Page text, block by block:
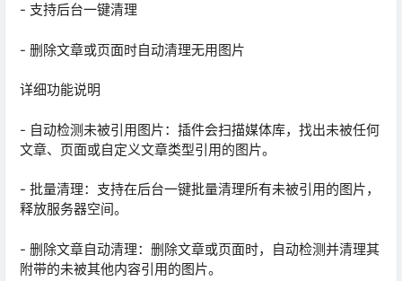
- 支持后台一键清理
- 删除文章或页面时自动清理无用图片
详细功能说明
- 自动检测未被引用图片：插件会扫描媒体库，找出未被任何
文章、页面或自定义文章类型引用的图片。
- 批量清理：支持在后台一键批量清理所有未被引用的图片，
释放服务器空间。
- 删除文章自动清理：删除文章或页面时，自动检测并清理其
附带的未被其他内容引用的图片。